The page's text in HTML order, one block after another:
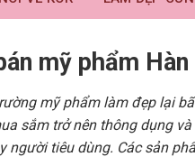
mỹ phẩm
mỹ phẩm làm đẹp lại
sắm trở nên thông dụng
người tiêu dùng. Các sản